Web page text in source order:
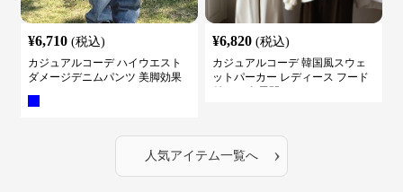
¥6,710 (税込)
カジュアルコーデ ハイウエスト
ダメージデニムパンツ 美脚効果
¥6,820 (税込)
カジュアルコーデ 韓国風スウェ
ットパーカー レディース フード
人気アイテム一覧へ ›